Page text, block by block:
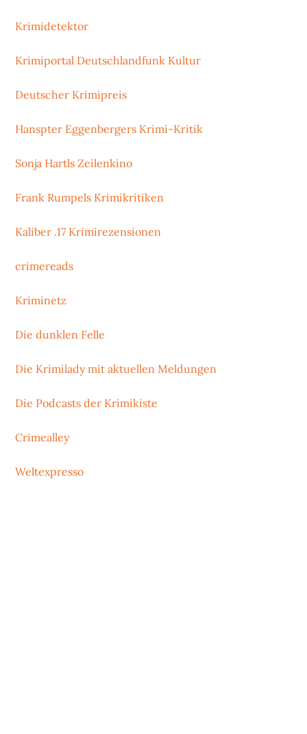
Krimidetektor
Krimiportal Deutschlandfunk Kultur
Deutscher Krimipreis
Hanspter Eggenbergers Krimi-Kritik
Sonja Hartls Zeilenkino
Frank Rumpels Krimikritiken
Kaliber .17 Krimirezensionen
crimereads
Kriminetz
Die dunklen Felle
Die Krimilady mit aktuellen Meldungen
Die Podcasts der Krimikiste
Crimealley
Weltexpresso